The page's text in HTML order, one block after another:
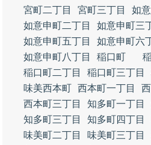
宮町二丁目
宮町三丁目
如
如意申町二丁目
如意申町三
如意申町五丁目
如意申町六
如意申町八丁目
稲口町
稲口町二丁目
稲口町三丁目
味美西本町 西本町一丁目
西本町三丁目
知多町一丁目
知多町三丁目
知多町四丁目
味美町二丁目
味美町三丁目